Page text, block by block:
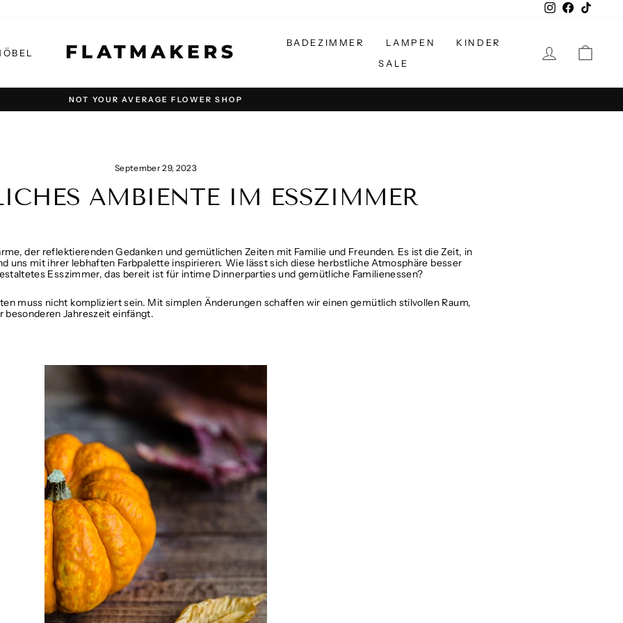
Instagram
Facebook
BADEZIMMER LAMPEN
KINDER
SALE
Pause
NOT YOUR AVERAGE FLOWER SHOP
September 29, 2023
AMBIENTE IM ESSZIMMER
der reflektierenden Gedanken und gemütlichen Zeiten mit Familie und Freunden. Es ist die Zeit, in
uns mit ihrer lebhaften Farbpalette inspirieren. Wie lässt sich diese herbstliche Atmosphäre besser
Esszimmer, das bereit ist für intime Dinnerparties und gemütliche Familienessen?
muss nicht kompliziert sein. Mit simplen Änderungen schaffen wir einen gemütlich stilvollen Raum,
besonderen Jahreszeit einfängt.